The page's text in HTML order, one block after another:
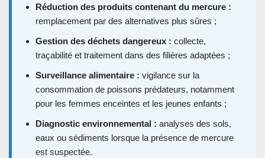
Réduction des produits contenant du mercure :
remplacement par des alternatives plus sûres ;
Gestion des déchets dangereux : collecte,
traçabilité et traitement dans des filières adaptées ;
Surveillance alimentaire : vigilance sur la
consommation de poissons prédateurs, notamment
pour les femmes enceintes et les jeunes enfants ;
Diagnostic environnemental : analyses des sols,
eaux ou sédiments lorsque la présence de mercure
est suspectée.